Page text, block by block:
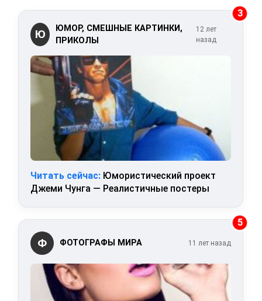
3
Ю
ЮМОР, СМЕШНЫЕ КАРТИНКИ,
ПРИКОЛЫ
12 лет
назад
Читать сейчас: Юмористический проект
Джеми Чунга — Реалистичные постеры
5
Ф ФОТОГРАФЫ МИРА 11 лет назад